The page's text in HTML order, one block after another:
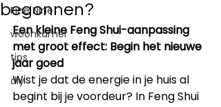
Fine Nine
woonkamer
tips
diy
begonnen?
Een kleine Feng Shui-aanpassing
met groot effect: Begin het nieuwe
jaar goed
Wist je dat de energie in je huis al
begint bij je voordeur? In Feng Shui